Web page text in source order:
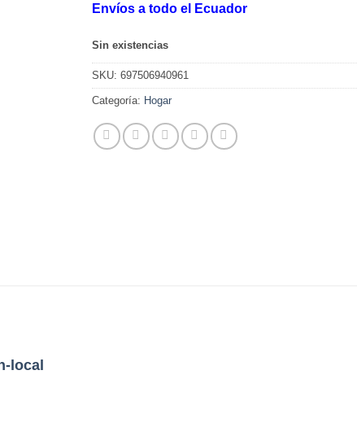
Envíos a todo el Ecuador
Sin existencias
SKU: 697506940961
Categoría: Hogar
local